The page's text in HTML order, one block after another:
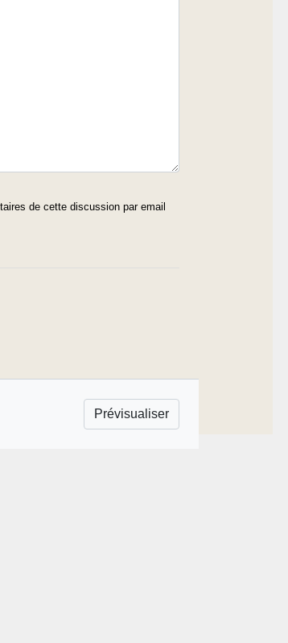
de cette discussion par email